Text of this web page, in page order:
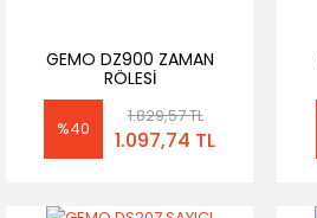
GEMO DZ900 ZAMAN
RÖLESİ
%40
1.829,57 TL
1.097,74 TL